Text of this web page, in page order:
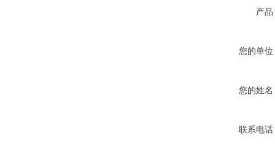
产品
您的单位
您的姓名
联系电话